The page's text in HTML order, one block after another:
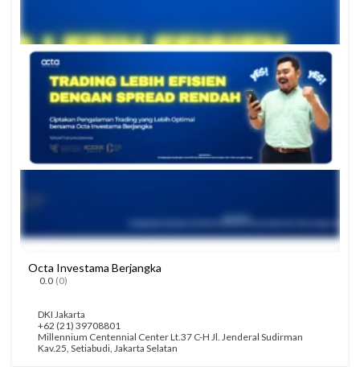
Octa Investama Berjangka
0.0 (0)
DKI Jakarta
+62 (21) 39708801
Millennium Centennial Center Lt.37 C-H Jl. Jenderal Sudirman
Kav.25, Setiabudi, Jakarta Selatan